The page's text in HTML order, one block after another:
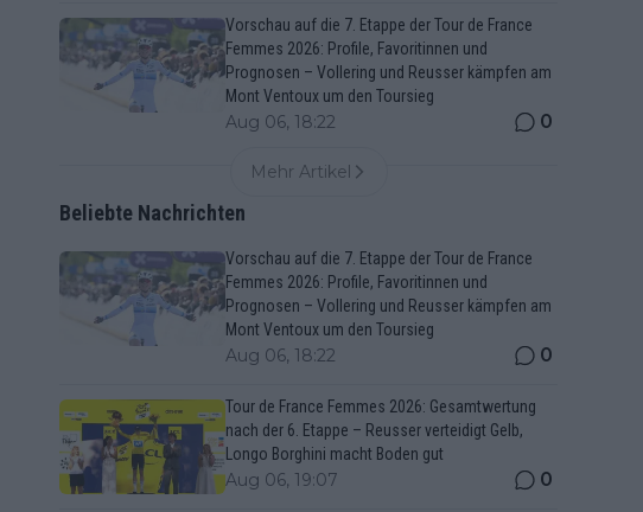
Vorschau auf die 7. Etappe der Tour de France
Femmes 2026: Profile, Favoritinnen und
Prognosen – Vollering und Reusser kämpfen am
Mont Ventoux um den Toursieg
Aug 06, 18:22 0
Mehr Artikel
Beliebte Nachrichten
Vorschau auf die 7. Etappe der Tour de France
Femmes 2026: Profile, Favoritinnen und
Prognosen – Vollering und Reusser kämpfen am
Mont Ventoux um den Toursieg
Aug 06, 18:22 0
Tour de France Femmes 2026: Gesamtwertung
nach der 6. Etappe – Reusser verteidigt Gelb,
Longo Borghini macht Boden gut
Aug 06, 19:07 0